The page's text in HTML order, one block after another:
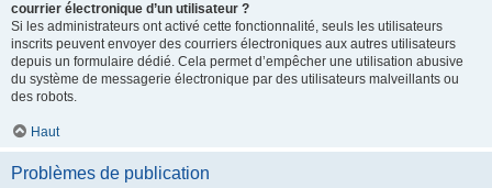
courrier électronique d’un utilisateur ?
Si les administrateurs ont activé cette fonctionnalité, seuls les utilisateurs
inscrits peuvent envoyer des courriers électroniques aux autres utilisateurs
depuis un formulaire dédié. Cela permet d’empêcher une utilisation abusive
du système de messagerie électronique par des utilisateurs malveillants ou
des robots.
Haut
Problèmes de publication